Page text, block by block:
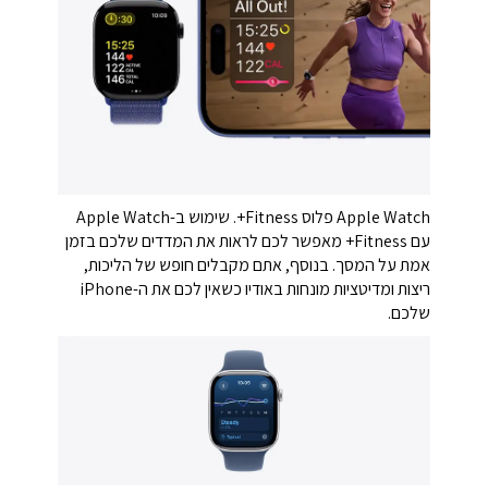
Apple Watch פלוס Fitness+. שימוש ב-Apple Watch
עם Fitness+ מאפשר לכם לראות את המדדים שלכם בזמן
אמת על המסך. בנוסף, אתם מקבלים חופש של הליכות,
ריצות ומדיטציות מונחות באודיו כשאין לכם את ה-iPhone
שלכם.